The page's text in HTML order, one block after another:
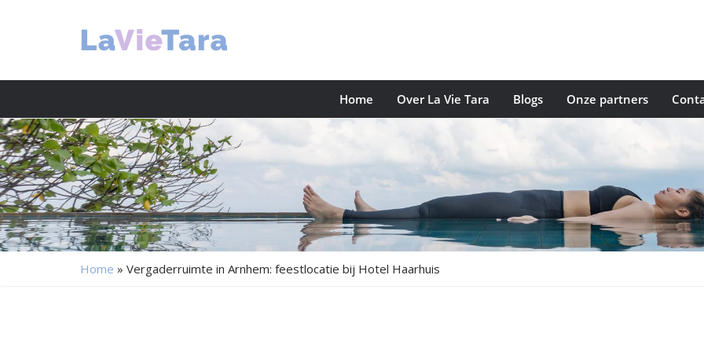
Home Over La Vie Tara Blogs Onze partners
Home » Vergaderruimte in Arnhem: feestlocatie bij Hotel Haarhuis